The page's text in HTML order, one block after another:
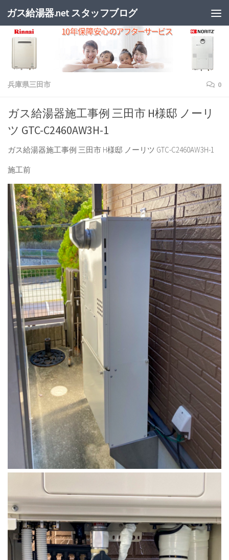
ガス給湯器.net スタッフブログ
兵庫県三田市 0
ガス給湯器施工事例 三田市 H様邸 ノーリ
ツ GTC-C2460AW3H-1
ガス給湯器施工事例 三田市 H様邸 ノーリツ GTC-C2460AW3H-1
施工前